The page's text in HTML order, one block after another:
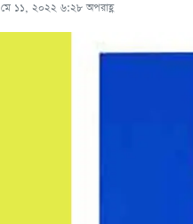
মে ১১, ২০২২ ৬:২৮ অপরাহ্ণ